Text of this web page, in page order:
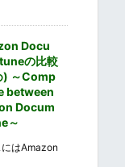
Docu
の比較
) ～Comp
between
Docum
～
はAmazon